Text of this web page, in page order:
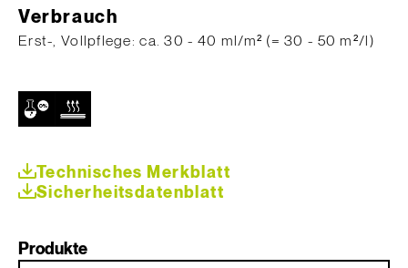
Verbrauch
Erst-, Vollpflege: ca. 30 - 40 ml/m² (= 30 - 50 m²/l)
Technisches Merkblatt
Sicherheitsdatenblatt
Produkte